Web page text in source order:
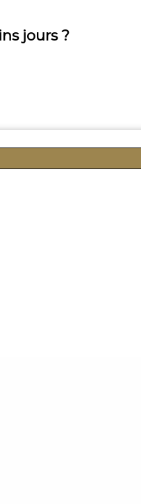
jours ?